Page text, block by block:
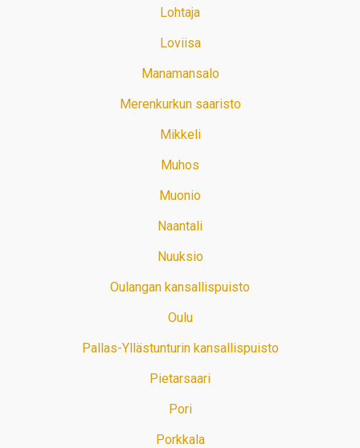
Lohtaja
Loviisa
Manamansalo
Merenkurkun saaristo
Mikkeli
Muhos
Muonio
Naantali
Nuuksio
Oulangan kansallispuisto
Oulu
Pallas-Yllästunturin kansallispuisto
Pietarsaari
Pori
Porkkala